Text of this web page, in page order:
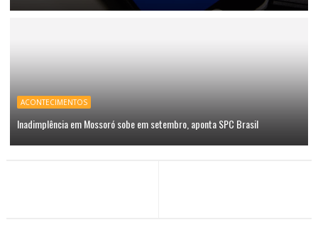
ACONTECIMENTOS
Inadimplência em Mossoró sobe em setembro, aponta SPC Brasil